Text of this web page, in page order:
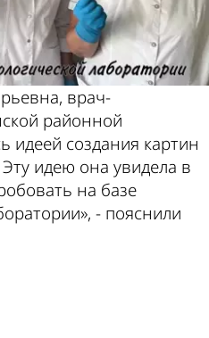
врач-
районной
идеей создания картин
идею она увидела в
на базе
- пояснили